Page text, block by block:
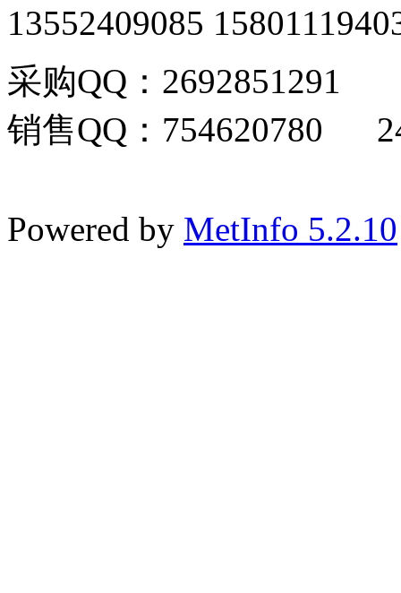
13552409085
采购QQ：2692851291
销售QQ：754620780
Powered by MetInfo 5.2.10